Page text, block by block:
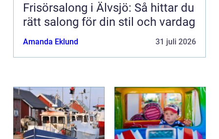
Frisörsalong i Älvsjö: Så hittar du
rätt salong för din stil och vardag
Amanda Eklund 31 juli 2026